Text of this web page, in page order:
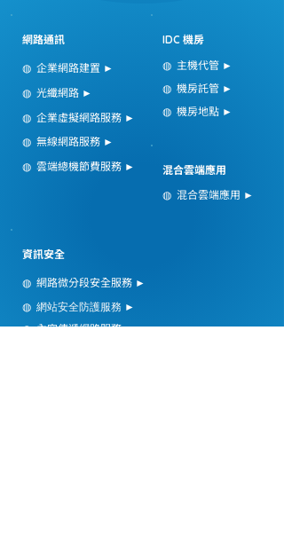
網路通訊
◍ 企業網路建置 ►
◍ 光纖網路 ►
◍ 企業虛擬網路服務 ►
◍ 無線網路服務 ►
◍ 雲端總機節費服務 ►
IDC 機房
◍ 主機代管 ►
◍ 機房託管 ►
◍ 機房地點 ►
混合雲端應用
◍ 混合雲端應用 ►
資訊安全
◍ 網路微分段安全服務 ►
◍ 網站安全防護服務 ►
◍ 內容傳遞網路服務